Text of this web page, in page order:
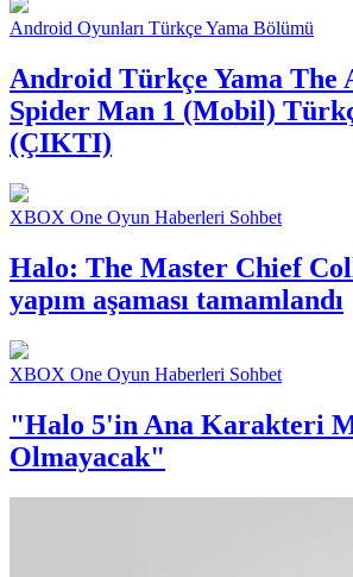
Android Oyunları Türkçe Yama Bölümü
Android Türkçe Yama The
Spider Man 1 (Mobil)
(ÇIKTI)
XBOX One Oyun Haberleri Sohbet
Halo: The Master Chief
yapım aşaması tamamlandı
XBOX One Oyun Haberleri Sohbet
"Halo 5'in Ana Karakteri
Olmayacak"